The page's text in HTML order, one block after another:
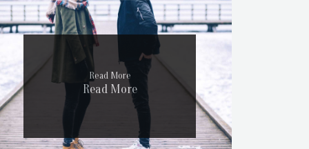
Read More
Read More